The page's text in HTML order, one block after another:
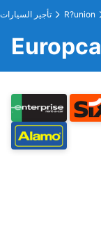
تأجير السيارات R?union